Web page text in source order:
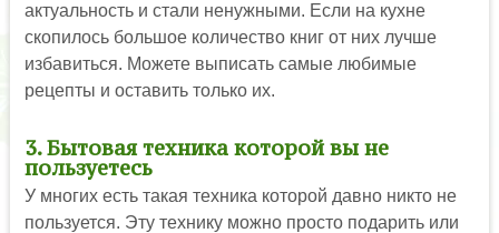
актуальность и стали ненужными. Если на кухне
скопилось большое количество книг от них лучше
избавиться. Можете выписать самые любимые
рецепты и оставить только их.
3. Бытовая техника которой вы не
пользуетесь
У многих есть такая техника которой давно никто не
пользуется. Эту технику можно просто подарить или